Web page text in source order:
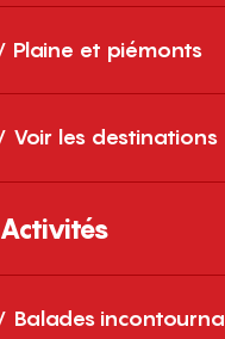
Plaine et piémonts
Voir les destinations
Activités
Balades